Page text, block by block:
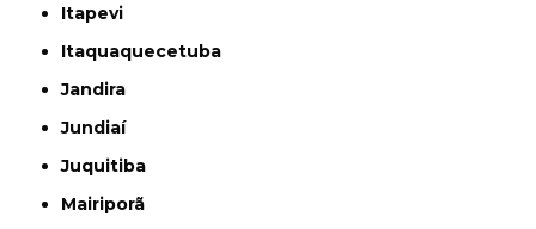
Itapevi
Itaquaquecetuba
Jandira
Jundiaí
Juquitiba
Mairiporã